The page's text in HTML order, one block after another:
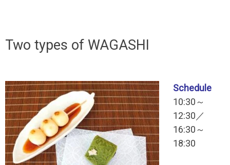
Two types of WAGASHI
Schedule
10:30～
12:30／
16:30～
18:30